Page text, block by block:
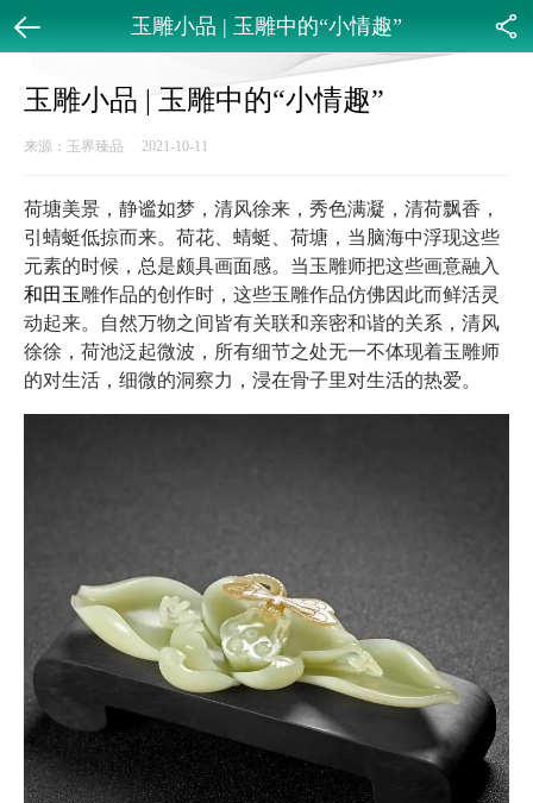
玉雕小品 | 玉雕中的“小情趣”
玉雕小品 | 玉雕中的“小情趣”
来源：玉界臻品 2021-10-11
荷塘美景，静谧如梦，清风徐来，秀色满凝，清荷飘香，
引蜻蜓低掠而来。荷花、蜻蜓、荷塘，当脑海中浮现这些
元素的时候，总是颇具画面感。当玉雕师把这些画意融入
和田玉 雕作品的创作时，这些玉雕作品仿佛因此而鲜活灵
动起来。自然万物之间皆有关联和亲密和谐的关系，清风
徐徐，荷池泛起微波，所有细节之处无一不体现着玉雕师
的对生活，细微的洞察力，浸在骨子里对生活的热爱。